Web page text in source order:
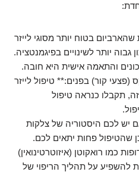
בטוח יותר מסוגי לייזר
גבוה יותר לשינויים בפיגמנטציה.
והתאמה אישית היא חובה.
קור) בפנים:** טיפול לייזר
תקבלו כנראה טיפול
יש לכם היסטוריה של צלקות
שהטיפול פחות יתאים לכם.
כמו רואקוטן (איזוטרטינואין)
להשפיע על תהליך הריפוי של